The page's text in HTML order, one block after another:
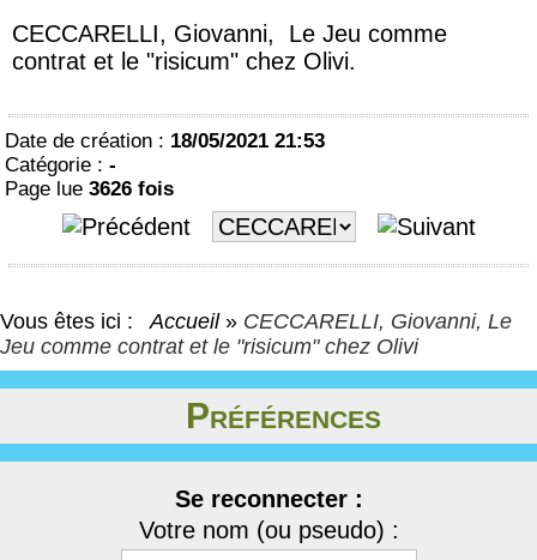
CECCARELLI, Giovanni, Le Jeu comme
contrat et le "risicum" chez Olivi.
Date de création : 18/05/2021 21:53
Catégorie : -
Page lue 3626 fois
Vous êtes ici : Accueil » CECCARELLI, Giovanni, Le
Jeu comme contrat et le "risicum" chez Olivi
Préférences
Se reconnecter :
Votre nom (ou pseudo) :